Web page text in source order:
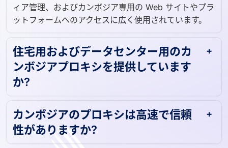
ィア管理、およびカンボジア専用の Web サイトやプラ
ットフォームへのアクセスに広く使用されています。
住宅用およびデータセンター用のカ
ンボジアプロキシを提供しています
か?
カンボジアのプロキシは高速で信頼
性がありますか?